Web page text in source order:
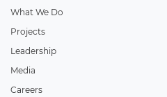
What We Do
Projects
Leadership
Media
Careers